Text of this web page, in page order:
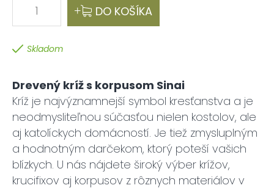
1 DO KOŠÍKA
Skladom
Drevený kríž s korpusom Sinai
Kríž je najvýznamnejší symbol kresťanstva a je
neodmysliteľnou súčasťou nielen kostolov, ale
aj katolíckych domácností. Je tiež zmysluplným
a hodnotným darčekom, ktorý poteší vašich
blízkych. U nás nájdete široký výber krížov,
krucifixov aj korpusov z rôznych materiálov v